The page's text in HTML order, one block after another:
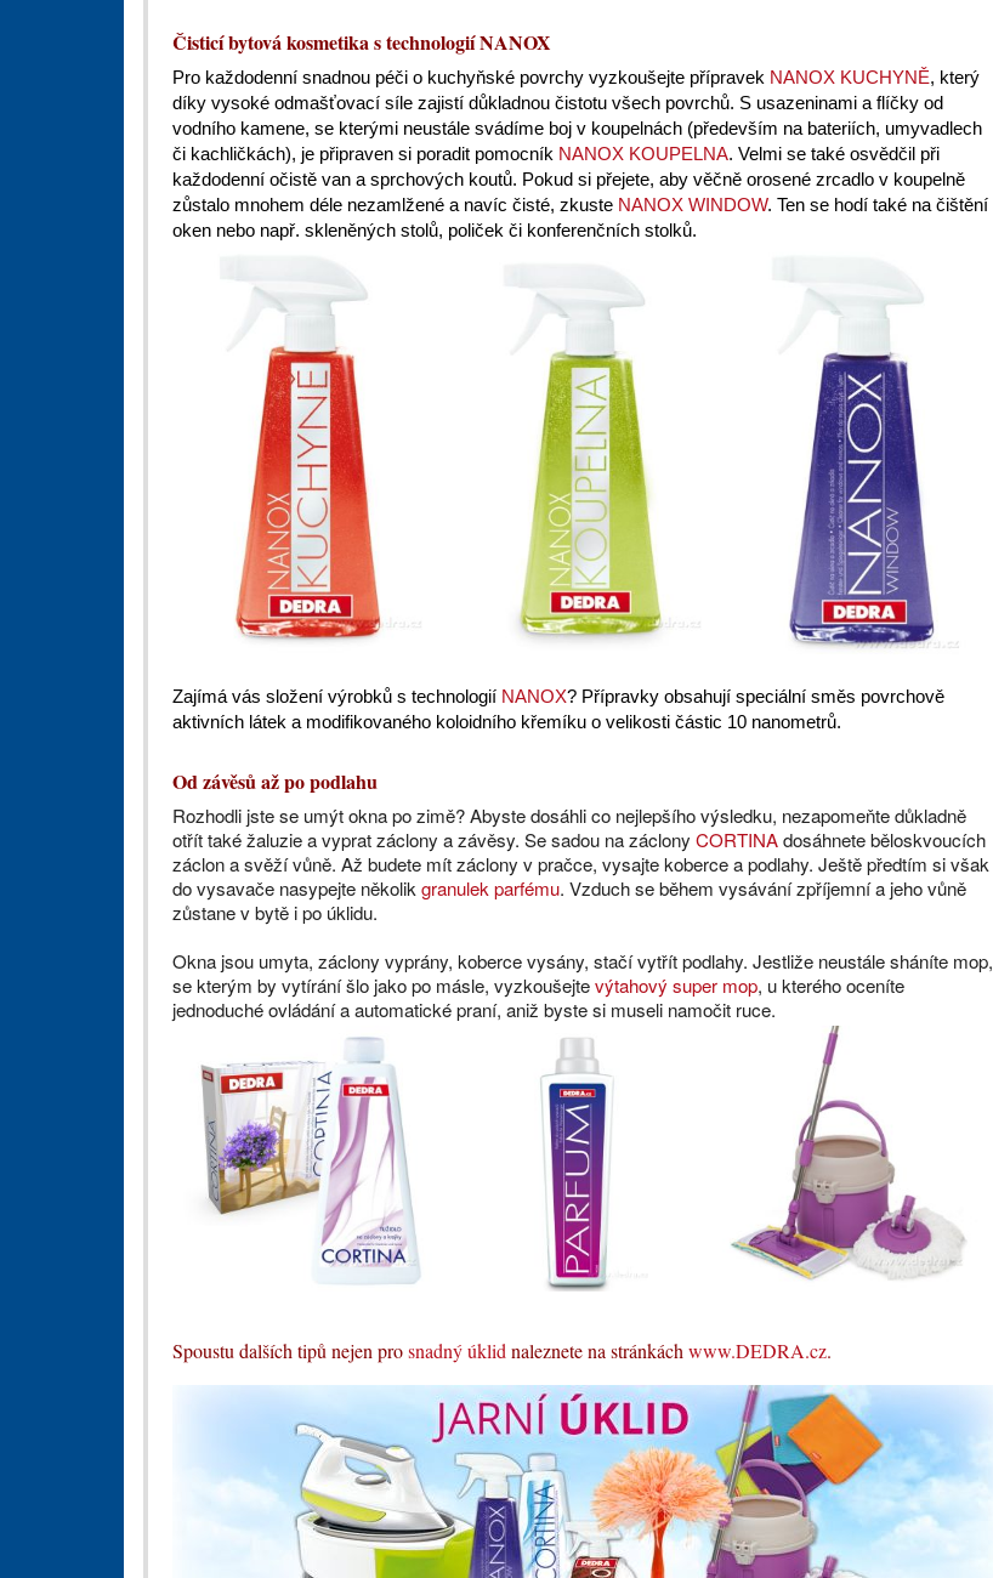
Čisticí bytová kosmetika s technologií NANOX
Pro každodenní snadnou péči o kuchyňské povrchy vyzkoušejte přípravek NANOX KUCHYNĚ, který
díky vysoké odmašťovací síle zajistí důkladnou čistotu všech povrchů. S usazeninami a flíčky od
vodního kamene, se kterými neustále svádíme boj v koupelnách (především na bateriích, umyvadlech
či kachličkách), je připraven si poradit pomocník NANOX KOUPELNA. Velmi se také osvědčil při
každodenní očistě van a sprchových koutů. Pokud si přejete, aby věčně orosené zrcadlo v koupelně
zůstalo mnohem déle nezamlžené a navíc čisté, zkuste NANOX WINDOW. Ten se hodí také na čištění
oken nebo např. skleněných stolů, poliček či konferenčních stolků.
Zajímá vás složení výrobků s technologií NANOX? Přípravky obsahují speciální směs povrchově
aktivních látek a modifikovaného koloidního křemíku o velikosti částic 10 nanometrů.
Od závěsů až po podlahu
Rozhodli jste se umýt okna po zimě? Abyste dosáhli co nejlepšího výsledku, nezapomeňte důkladně
otřít také žaluzie a vyprat záclony a závěsy. Se sadou na záclony CORTINAdosáhnete běloskvoucích
záclon a svěží vůně. Až budete mít záclony v pračce, vysajte koberce a podlahy. Ještě předtím si však
do vysavače nasypejte několik granulek parfému. Vzduch se během vysávání zpříjemní a jeho vůně
zůstane v bytě i po úklidu.
Okna jsou umyta, záclony vyprány, koberce vysány, stačí vytřít podlahy. Jestliže neustále sháníte mop,
se kterým by vytírání šlo jako po másle, vyzkoušejtevýtahový super mop, u kterého oceníte
jednoduché ovládání a automatické praní, aniž byste si museli namočit ruce.
Spoustu dalších tipů nejen prosnadný úklid naleznete na stránkách www.DEDRA.cz.